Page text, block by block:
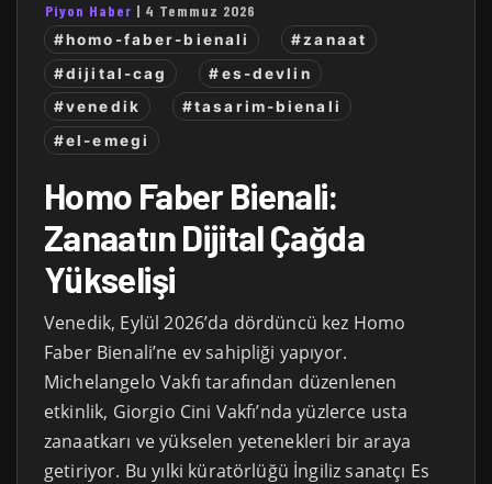
Piyon Haber | 4 Temmuz 2026
#homo-faber-bienali
#zanaat
#dijital-cag
#es-devlin
#venedik
#tasarim-bienali
#el-emegi
Homo Faber Bienali:
Zanaatın Dijital Çağda
Yükselişi
Venedik, Eylül 2026’da dördüncü kez Homo
Faber Bienali’ne ev sahipliği yapıyor.
Michelangelo Vakfı tarafından düzenlenen
etkinlik, Giorgio Cini Vakfı’nda yüzlerce usta
zanaatkarı ve yükselen yetenekleri bir araya
getiriyor. Bu yılki küratörlüğü İngiliz sanatçı Es